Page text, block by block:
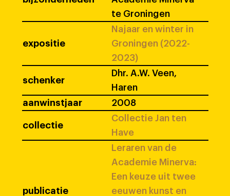
te Groningen
expositie
Najaar en winter in
Groningen (2022-
2023)
schenker
Dhr. A.W. Veen,
Haren
aanwinstjaar
2008
collectie
Collectie Jan ten
Have
publicatie
Leraren van de
Academie Minerva:
Een keuze uit twee
eeuwen kunst en